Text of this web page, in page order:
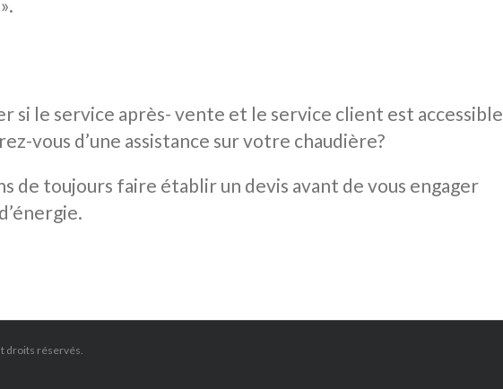
si le service après- vente et le service client est accessible
vous d’une assistance sur votre chaudière?
de toujours faire établir un devis avant de vous engager
droits réservés.